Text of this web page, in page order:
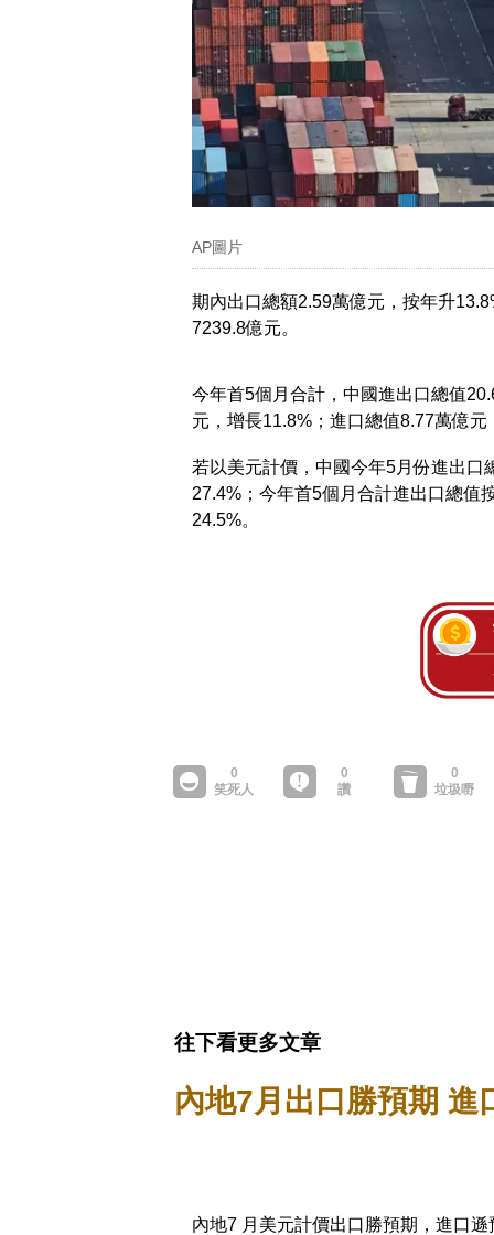
AP圖片
期內出口總額2.59萬億元，按年升
7239.8億元。
今年首5個月合計，中國進出口總值
元，增長11.8%；進口總值8.77萬億
若以美元計價，中國今年5月份進出
27.4%；今年首5個月合計進出口總值
24.5%。
往下看更多文章
內地7月出口勝預期 進
內地7 月美元計價出口勝預期，進口